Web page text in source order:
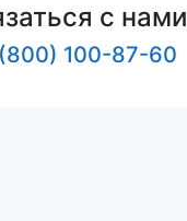
с нами
100-87-60